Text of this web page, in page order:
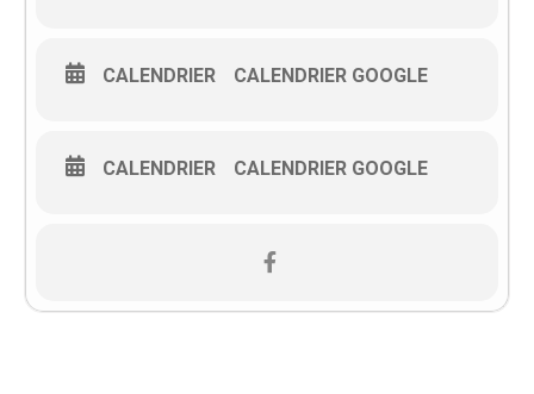
CALENDRIER CALENDRIER GOOGLE
CALENDRIER CALENDRIER GOOGLE